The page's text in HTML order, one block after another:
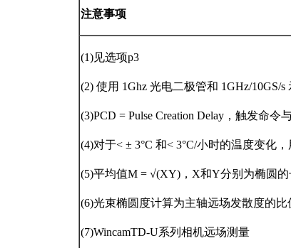
注意事项
(1)见选项p3
(2) 使用 1Ghz 光电二极管和 1GHz/10GS/s
(3)PCD = Pulse Creation Delay，触发命
(4)对于< ± 3°C 和< 3°C/小时的温度变化
(5)平均值M = √(XY)，X和Y分别为椭圆
(6)光束椭圆度计算为主轴远场发散度的比
(7)WincamTD-U系列相机远场测量